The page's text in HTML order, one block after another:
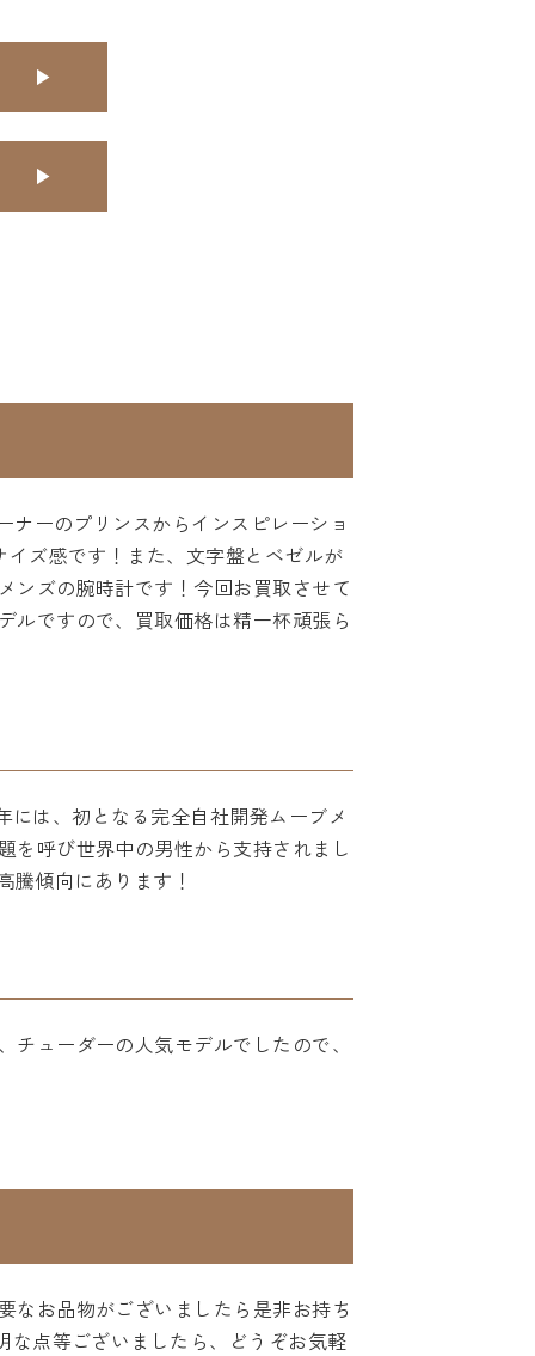
ナーのプリンスからインスピレーショ
ズ感です！また、文字盤とベゼルが
ンズの腕時計です！今回お買取させて
ルですので、買取価格は精一杯頑張ら
には、初となる完全自社開発ムーブメ
を呼び世界中の男性から支持されまし
騰傾向にあります！
ューダーの人気モデルでしたので、
なお品物がございましたら是非お持ち
な点等ございましたら、どうぞお気軽